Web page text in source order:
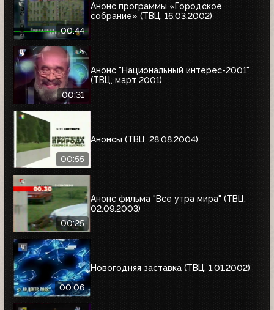
00:44
Анонс программы «Городское
собрание» (ТВЦ, 16.03.2002)
00:31
Анонс "Национальный интерес-2001"
(ТВЦ, март 2001)
00:55
Анонсы (ТВЦ, 28.08.2004)
00:25
Анонс фильма "Все утра мира" (ТВЦ,
02.09.2003)
00:06
Новогодняя заставка (ТВЦ, 1.01.2002)